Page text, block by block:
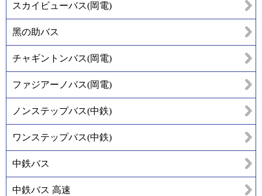
スカイビューバス(岡電)
黑の助バス
チャギントンバス(岡電)
ファジアーノバス(岡電)
ノンステップバス(中鉄)
ワンステップバス(中鉄)
中鉄バス
中鉄バス 高速